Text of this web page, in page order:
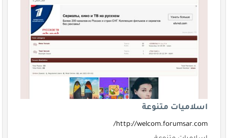
اسلاميات متنوعة
http://welcom.forumsar.com/